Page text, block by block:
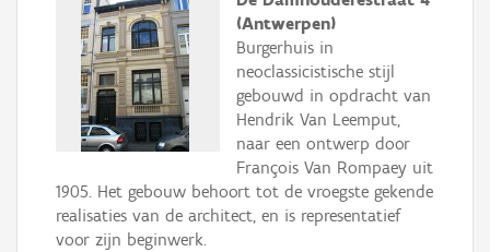
(Antwerpen)
Burgerhuis in
neoclassicistische stijl
gebouwd in opdracht van
Hendrik Van Leemput,
naar een ontwerp door
François Van Rompaey uit
1905. Het gebouw behoort tot de vroegste gekende
realisaties van de architect, en is representatief
voor zijn beginwerk.